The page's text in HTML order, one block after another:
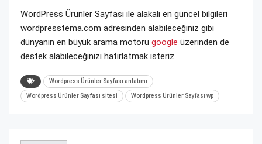
WordPress Ürünler Sayfası ile alakalı en güncel bilgileri
wordpresstema.com adresinden alabileceğiniz gibi
dünyanın en büyük arama motoru google üzerinden de
destek alabileceğinizi hatırlatmak isteriz.
Wordpress Ürünler Sayfası anlatımı
Wordpress Ürünler Sayfası sitesi Wordpress Ürünler Sayfası wp